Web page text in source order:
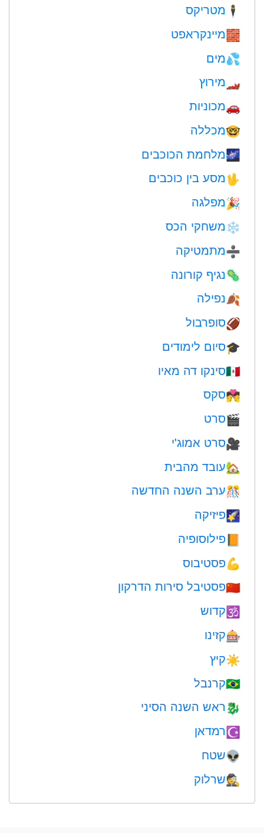
🕴️ מטריקס
🧱מיינקראפט
💦מים
🏎 מירוץ
🚗מכוניות
🤓מכללה
🌌מלחמת הכוכבים
🖖מסע בין כוכבים
🎉מפלגה
❄️משחקי הכס
➗מתמטיקה
🦠נגיף קורונה
🍂נפילה
🏈סופרבול
🎓סיום לימודים
🇲🇽סינקו דה מאיו
💏סקס
🎬סרט
🎥סרט אמוג'י
🏡עובד מהבית
🎊ערב השנה החדשה
🌠פיזיקה
📙 פילוסופיה
💪פסטיבוס
🇨🇳פסטיבל סירות הדרקון
🕉קדוש
🎰קזינו
☀️קיץ
🇧🇷קרנבל
🐉 ראש השנה הסיני
☪️ רמדאן
👽שטח
🕵️שרלוק